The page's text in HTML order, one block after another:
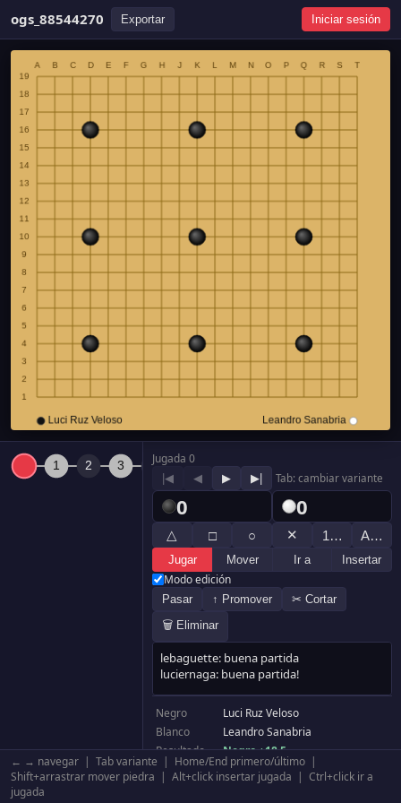
ogs_88544270 Exportar Iniciar sesión
Jugada 0
|◀ ◀ ▶ ▶| Tab: cambiar variante
0 0
△ □ ○ ✕ 1… A…
Jugar Mover Ir a Insertar
Modo edición
Pasar ↑ Promover
✂ Cortar
🗑 Eliminar
Negro
Luci Ruz Veloso
Blanco
Leandro Sanabria
Resultado
Negro +18.5
Komi
0.5
Handicap
9 piedras
← → navegar | Tab variante | Home/End primero/último |
Shift+arrastrar mover piedra | Alt+click insertar jugada | Ctrl+click ir a
jugada